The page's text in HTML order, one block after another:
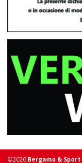
©2026 Bergamo & Sport